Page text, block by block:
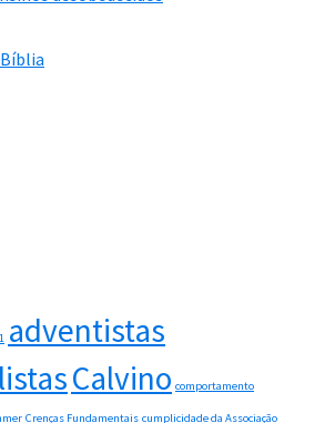
adventistas
Calvino comportamento
Crenças Fundamentais cumplicidade da Associação